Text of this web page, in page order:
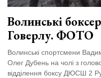
Волинські
Говерлу. ФОТО
Волинські спортсмени
Олег Дубень на чолі з
відділення боксу ДЮСШ 2